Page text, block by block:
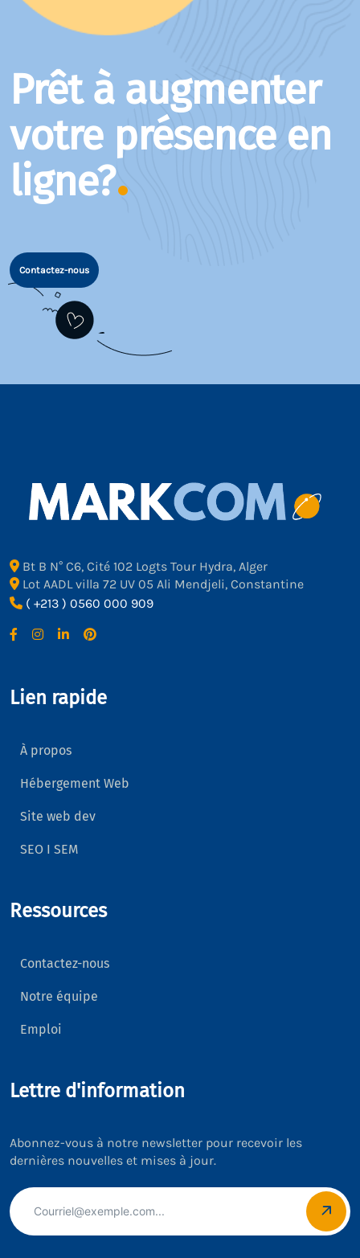
Prêt à augmenter
votre présence en
ligne?
Contactez-nous
Bt B N° C6, Cité 102 Logts Tour Hydra, Alger
Lot AADL villa 72 UV 05 Ali Mendjeli, Constantine
( +213 ) 0560 000 909
Lien rapide
À propos
Hébergement Web
Site web dev
SEO I SEM
Ressources
Contactez-nous
Notre équipe
Emploi
Lettre d'information
Abonnez-vous à notre newsletter pour recevoir les
dernières nouvelles et mises à jour.